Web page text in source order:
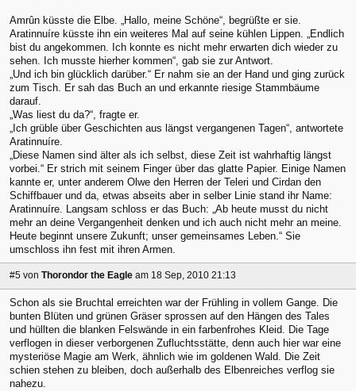
Amrûn küsste die Elbe. „Hallo, meine Schöne“, begrüßte er sie.
Aratinnuíre küsste ihn ein weiteres Mal auf seine kühlen Lippen. „Endlich
bist du angekommen. Ich konnte es nicht mehr erwarten dich wieder zu
sehen. Ich musste hierher kommen“, gab sie zur Antwort.
„Und ich bin glücklich darüber.“ Er nahm sie an der Hand und ging zurück
zum Tisch. Er sah das Buch an und erkannte riesige Stammbäume
darauf.
„Was liest du da?“, fragte er.
„Ich grüble über Geschichten aus längst vergangenen Tagen“, antwortete
Aratinnuíre.
„Diese Namen sind älter als ich selbst, diese Zeit ist wahrhaftig längst
vorbei.“ Er strich mit seinem Finger über das glatte Papier. Einige Namen
kannte er, unter anderem Olwe den Herren der Teleri und Cirdan den
Schiffbauer und da, etwas abseits aber in selber Linie stand ihr Name:
Aratinnuíre. Langsam schloss er das Buch: „Ab heute musst du nicht
mehr an deine Vergangenheit denken und ich auch nicht mehr an meine.
Heute beginnt unsere Zukunft; unser gemeinsames Leben.“ Sie
umschloss ihn fest mit ihren Armen.
#5 von Thorondor the Eagle am 18 Sep, 2010 21:13
Schon als sie Bruchtal erreichten war der Frühling in vollem Gange. Die
bunten Blüten und grünen Gräser sprossen auf den Hängen des Tales
und hüllten die blanken Felswände in ein farbenfrohes Kleid. Die Tage
verflogen in dieser verborgenen Zufluchtsstätte, denn auch hier war eine
mysteriöse Magie am Werk, ähnlich wie im goldenen Wald. Die Zeit
schien stehen zu bleiben, doch außerhalb des Elbenreiches verflog sie
nahezu.